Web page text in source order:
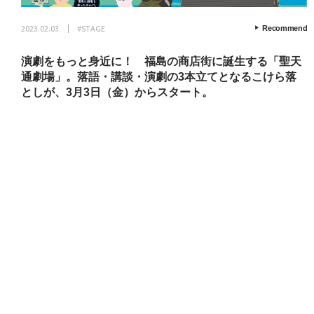
2023.02.03 #STAGE Recommend
演劇をもっと身近に！ 福島の商店街に誕生する「聖天
通劇場」。落語・講談・演劇の3本立てとなるこけら落
としが、3月3日（金）からスタート。